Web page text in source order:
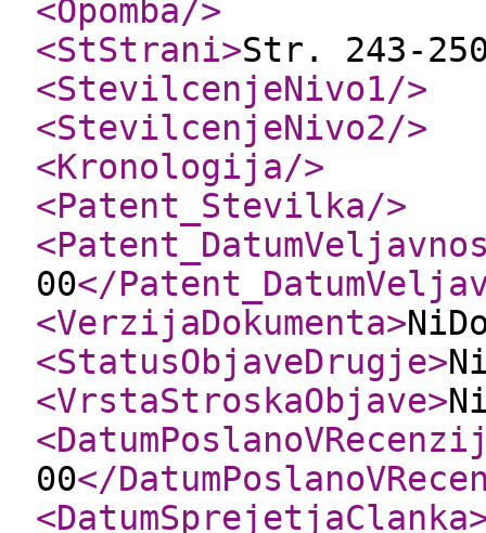
<Opomba/>
<StStrani>Str. 243-
<StevilcenjeNivo1/>
<StevilcenjeNivo2/>
<Kronologija/>
<Patent_Stevilka/>
00</
<VerzijaDokumenta>
<StatusObjaveDrugje>
<VrstaStroskaObjave>
00</
<DatumSprejetjaClanka